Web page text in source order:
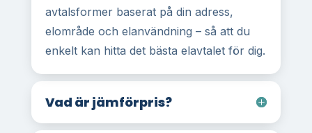
avtalsformer baserat på din adress,
elområde och elanvändning – så att du
enkelt kan hitta det bästa elavtalet för dig.
Vad är jämförpris?